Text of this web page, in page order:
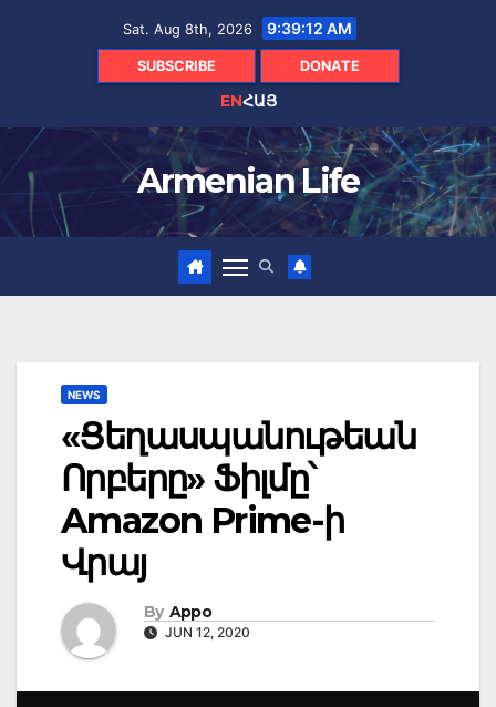
Sat. Aug 8th, 2026 9:39:13 AM
SUBSCRIBE DONATE
ENՀԱՅ
Armenian Life
NEWS
«Ցեղասպանութեան
Որբերը» Ֆիլմը՝
Amazon Prime-ի
Վրայ
By Appo
JUN 12, 2020